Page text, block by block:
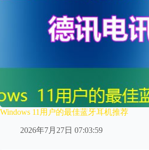
Windows 11用户的最佳蓝牙耳机推荐
2026年7月27日 07:03:59